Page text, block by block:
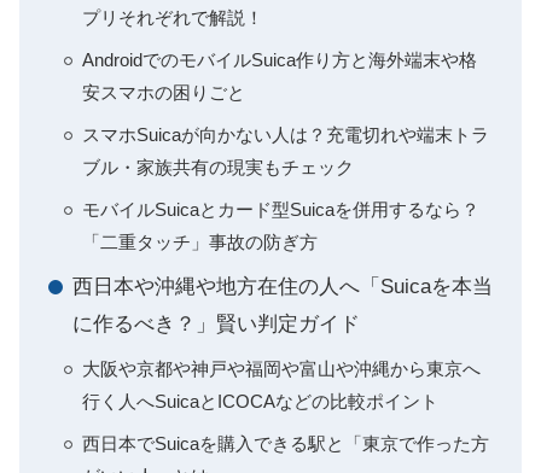
プリそれぞれで解説！
AndroidでのモバイルSuica作り方と海外端末や格
安スマホの困りごと
スマホSuicaが向かない人は？充電切れや端末トラ
ブル・家族共有の現実もチェック
モバイルSuicaとカード型Suicaを併用するなら？
「二重タッチ」事故の防ぎ方
西日本や沖縄や地方在住の人へ「Suicaを本当
に作るべき？」賢い判定ガイド
大阪や京都や神戸や福岡や富山や沖縄から東京へ
行く人へSuicaとICOCAなどの比較ポイント
西日本でSuicaを購入できる駅と「東京で作った方